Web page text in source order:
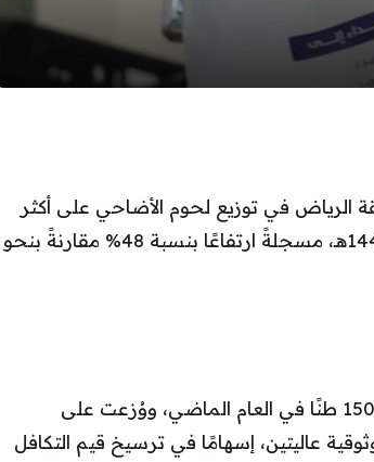
الرياض في توزيع لحوم الأضاحي على أكثر
من 207 آلاف مستفيد خلال موسم عيد الأضحى لعام 1447هـ، مسجلةً ارتفاعًا بنسبة 48% مقارنةً بنحو
كما تجاوزت كميات اللحوم المتبرع بها 220 طنًا، مقابل 150 طنًا في العام الماضي، ووُزعت على
عاليتين، إسهامًا في ترسيخ قيم التكافل